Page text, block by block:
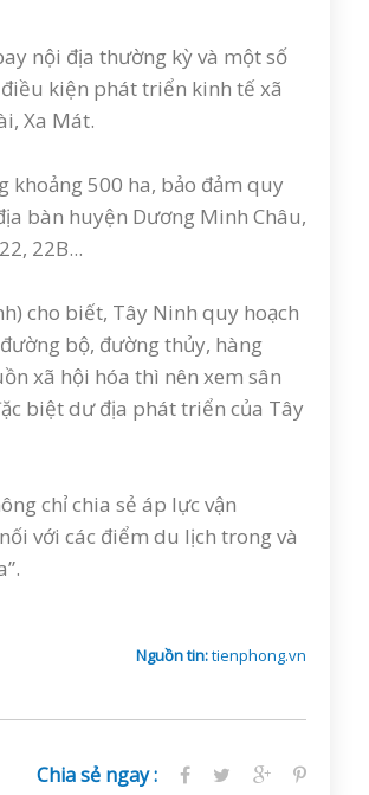
nội địa thường kỳ và một số
kiện phát triển kinh tế xã
Xa Mát.
khoảng 500 ha, bảo đảm quy
bàn huyện Dương Minh Châu,
22B...
cho biết, Tây Ninh quy hoạch
bộ, đường thủy, hàng
xã hội hóa thì nên xem sân
biệt dư địa phát triển của Tây
chỉ chia sẻ áp lực vận
với các điểm du lịch trong và
Nguồn tin:tienphong.vn
Chia sẻ ngay :